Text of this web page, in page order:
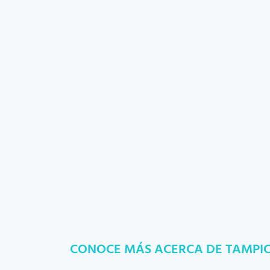
CONOCE MÁS ACERCA DE